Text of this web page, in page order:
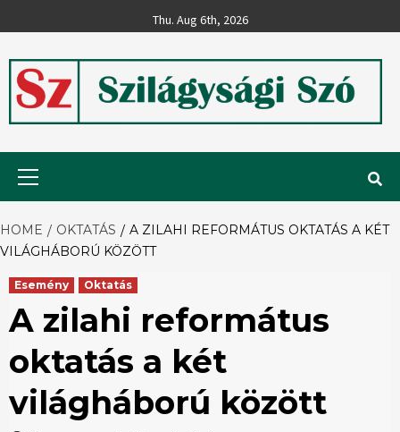
to
Thu. Aug 6th, 2026
Szilágysági
Szó
HOME OKTATÁS
A ZILAHI REFORMÁTUS OKTATÁS A KÉT
VILÁGHÁBORÚ KÖZÖTT
Esemény Oktatás
A zilahi református
oktatás a két
világháború között